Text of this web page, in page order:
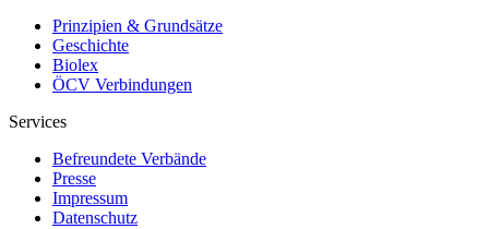
Prinzipien & Grundsätze
Geschichte
Biolex
ÖCV Verbindungen
Services
Befreundete Verbände
Presse
Impressum
Datenschutz